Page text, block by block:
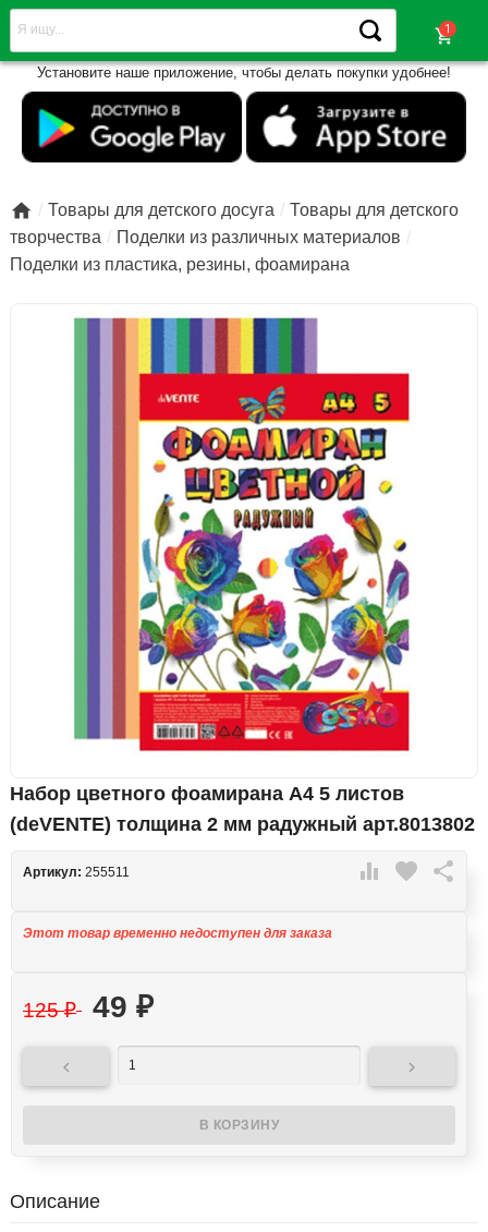
shopping_cart
Установите наше приложение, чтобы делать покупки удобнее!
 Товары для детского досуга
Товары для детского
творчества
Поделки из различных материалов
Поделки из пластика, резины, фоамирана
Набор цветного фоамирана А4 5 листов
(deVENTE) толщина 2 мм радужный арт.8013802
 favorite 
Артикул: 255511
Этот товар временно недоступен для заказа
125₽ 49 ₽
 
Описание